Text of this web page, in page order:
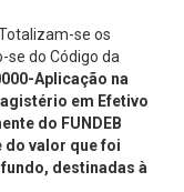
se os
se do Código da
Aplicação na
em Efetivo
do FUNDEB
do valor que foi
destinadas à